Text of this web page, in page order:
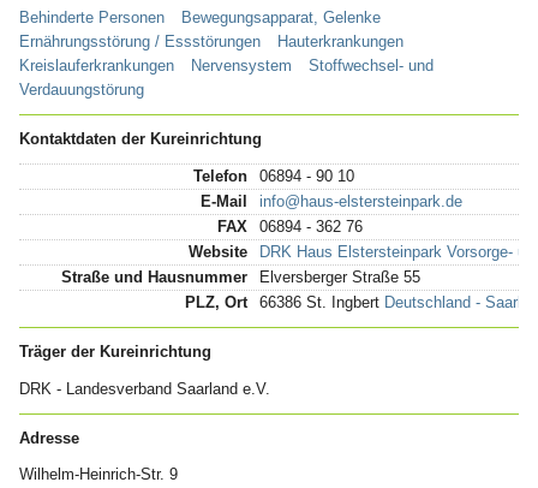
Behinderte Personen
Bewegungsapparat, Gelenke
Ernährungsstörung / Essstörungen
Hauterkrankungen
Kreislauferkrankungen
Nervensystem
Stoffwechsel- und
Verdauungstörung
Kontaktdaten der Kureinrichtung
Telefon
06894 - 90 10
E-Mail
info@haus-elstersteinpark.de
FAX
06894 - 362 76
Website
DRK Haus Elstersteinpark Vorsorge-
Straße und Hausnummer
Elversberger Straße 55
PLZ, Ort
66386 St. Ingbert Deutschland -
Träger der Kureinrichtung
DRK - Landesverband Saarland e.V.
Adresse
Wilhelm-Heinrich-Str. 9